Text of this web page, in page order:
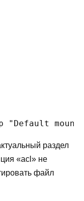
"Default mount
раздел
«acl» не
файл